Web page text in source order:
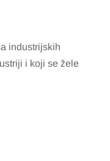
industrijskih
i koji se žele